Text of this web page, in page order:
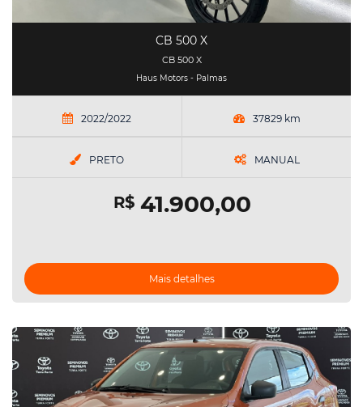
CB 500 X
CB 500 X
Haus Motors - Palmas
2022/2022 37829 km
PRETO MANUAL
R$41.900,00
Mais detalhes